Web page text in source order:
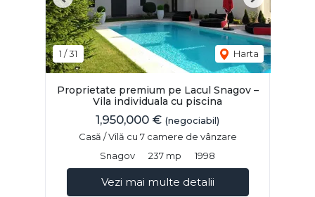
1 /31 Harta
Previous Next
Proprietate premium pe Lacul Snagov –
Vila individuala cu piscina
1,950,000 € (negociabil)
Casă / Vilă cu 7 camere de vânzare
Snagov
237 mp 1998
Vezi mai multe detalii